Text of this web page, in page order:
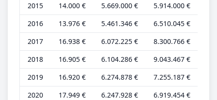
2015
14.000 € 5.669.000 € 5.914.000 €
2016
13.976 € 5.461.346 € 6.510.045 €
2017
16.938 € 6.072.225 € 8.300.766 €
2018
16.905 € 6.104.286 € 9.043.467 €
2019
16.920 € 6.274.878 € 7.255.187 €
2020
17.949 € 6.247.928 € 6.919.454 €